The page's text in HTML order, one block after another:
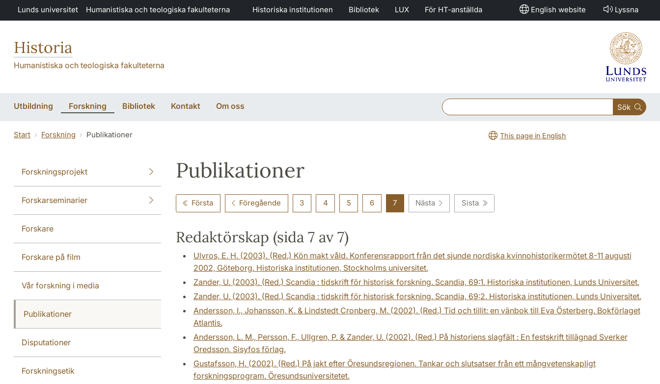
Hoppa till huvudinnehåll
Lunds universitet Humanistiska och teologiska fakulteterna Historiska institutionen Bibliotek LUX För HT-anställda English website Lyssna
Historia
Humanistiska och teologiska fakulteterna
Utbildning Forskning Bibliotek Kontakt Om oss Sök
Start Forskning Publikationer This page in English
Forskningsprojekt
Forskarseminarier
Forskare
Forskare på film
Vår forskning i media
Publikationer
Disputationer
Forskningsetik
Publikationer
Första Föregående 3 4 5 6 7 Nästa Sista
Redaktörskap (sida 7 av 7)
Ulvros, E. H. (2003). (Red.) Kön makt våld. Konferensrapport från det sjunde nordiska kvinnohistorikermötet 8-11 augusti
2002, Göteborg. Historiska institutionen, Stockholms universitet.
Zander, U. (2003). (Red.) Scandia : tidskrift för historisk forskning. Scandia, 69:1. Historiska institutionen, Lunds Universitet.
Zander, U. (2003). (Red.) Scandia : tidskrift för historisk forskning. Scandia, 69:2. Historiska institutionen, Lunds Universitet.
Andersson, I., Johansson, K. & Lindstedt Cronberg, M. (2002). (Red.) Tid och tillit: en vänbok till Eva Österberg. Bokförlaget
Atlantis.
Andersson, L. M., Persson, F., Ullgren, P. & Zander, U. (2002). (Red.) På historiens slagfält : En festskrift tillägnad Sverker
Oredsson. Sisyfos förlag.
Gustafsson, H. (2002). (Red.) På jakt efter Öresundsregionen. Tankar och slutsatser från ett mångvetenskapligt
forskningsprogram. Öresundsuniversitetet.